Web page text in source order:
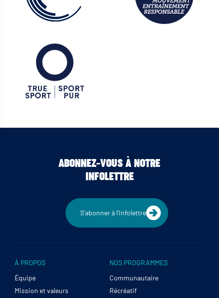
ABONNEZ-VOUS À NOTRE
INFOLETTRE
S'abonner à l'infolettre
À PROPOS
Équipe
Mission et valeurs
NOS PROGRAMMES
Communautaire
Récréatif